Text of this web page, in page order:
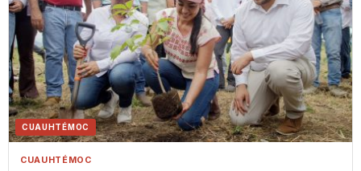
CUAUHTÉMOC
CUAUHTÉMOC